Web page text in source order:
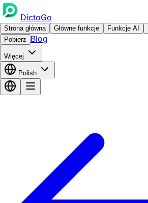
DictoGo
Strona główna Główne funkcje Funkcje AI
Pobierz
Blog
Więcej
Polish